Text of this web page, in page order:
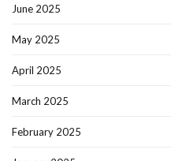
June 2025
May 2025
April 2025
March 2025
February 2025